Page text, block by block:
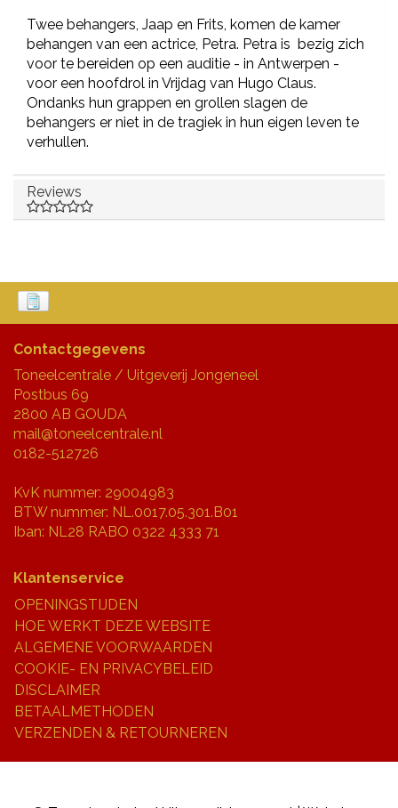
Twee behangers, Jaap en Frits, komen de kamer
behangen van een actrice, Petra. Petra is bezig zich
voor te bereiden op een auditie - in Antwerpen -
voor een hoofdrol in Vrijdag van Hugo Claus.
Ondanks hun grappen en grollen slagen de
behangers er niet in de tragiek in hun eigen leven te
verhullen.
Reviews
Contactgegevens
Toneelcentrale / Uitgeverij Jongeneel
Postbus 69
2800 AB GOUDA
mail@toneelcentrale.nl
0182-512726
KvK nummer: 29004983
BTW nummer: NL.0017.05.301.B01
Iban: NL28 RABO 0322 4333 71
Klantenservice
OPENINGSTIJDEN
HOE WERKT DEZE WEBSITE
ALGEMENE VOORWAARDEN
COOKIE- EN PRIVACYBELEID
DISCLAIMER
BETAALMETHODEN
VERZENDEN & RETOURNEREN